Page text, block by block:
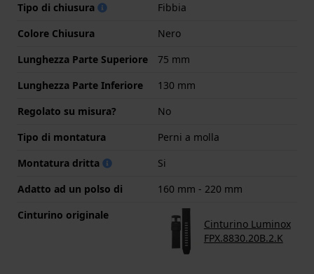
Tipo di chiusura
Fibbia
Colore Chiusura
Nero
Lunghezza Parte Superiore
75 mm
Lunghezza Parte Inferiore
130 mm
Regolato su misura?
No
Tipo di montatura
Perni a molla
Montatura dritta
Si
Adatto ad un polso di
160 mm - 220 mm
Cinturino originale
Cinturino Luminox
FPX.8830.20B.2.K